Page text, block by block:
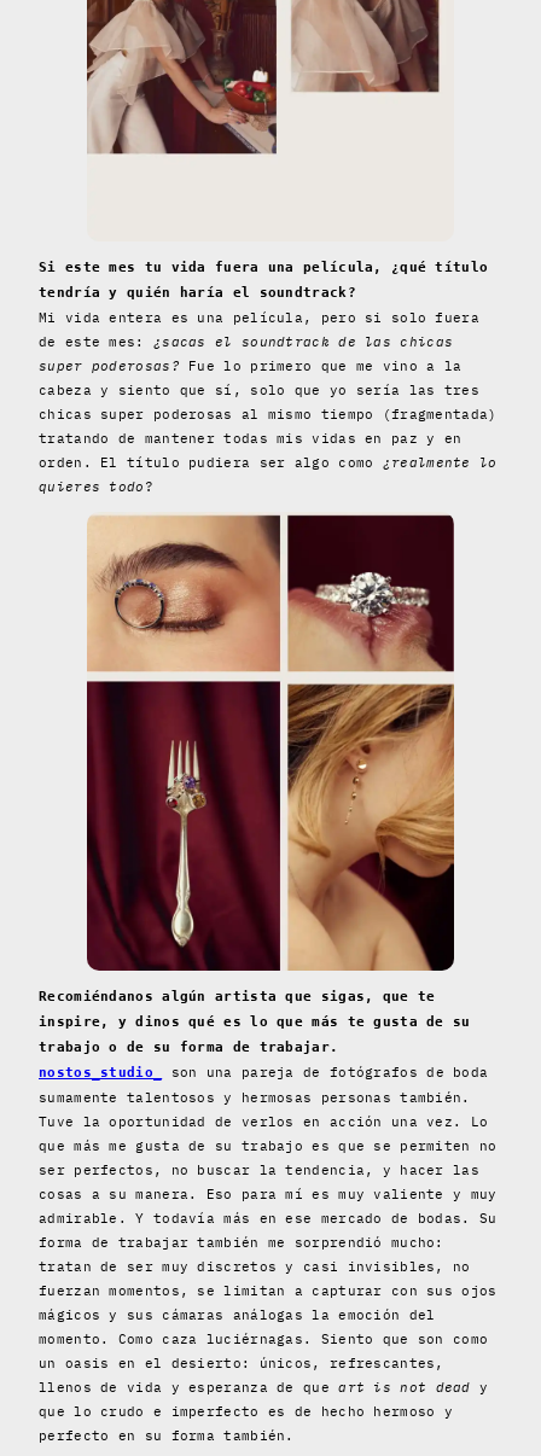
Si este mes tu vida fuera una película, ¿qué título
tendría y quién haría el soundtrack?
Mi vida entera es una película, pero si solo fuera
de este mes: ¿sacas el soundtrack de las chicas
super poderosas? Fue lo primero que me vino a la
cabeza y siento que sí, solo que yo sería las tres
chicas super poderosas al mismo tiempo (fragmentada)
tratando de mantener todas mis vidas en paz y en
orden. El título pudiera ser algo como ¿realmente lo
quieres todo ?
Recomiéndanos algún artista que sigas, que te
inspire, y dinos qué es lo que más te gusta de su
trabajo o de su forma de trabajar.
nostos_studio_
son una pareja de fotógrafos de boda
sumamente talentosos y hermosas personas también.
Tuve la oportunidad de verlos en acción una vez. Lo
que más me gusta de su trabajo es que se permiten no
ser perfectos, no buscar la tendencia, y hacer las
cosas a su manera. Eso para mí es muy valiente y muy
admirable. Y todavía más en ese mercado de bodas. Su
forma de trabajar también me sorprendió mucho:
tratan de ser muy discretos y casi invisibles, no
fuerzan momentos, se limitan a capturar con sus ojos
mágicos y sus cámaras análogas la emoción del
momento. Como caza luciérnagas. Siento que son como
un oasis en el desierto: únicos, refrescantes,
llenos de vida y esperanza de queart is not dead y
que lo crudo e imperfecto es de hecho hermoso y
perfecto en su forma también.